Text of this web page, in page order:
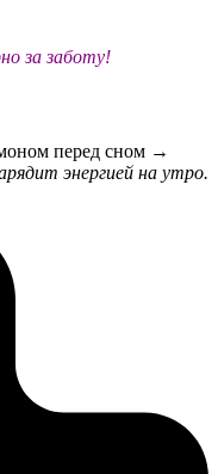
за заботу!
перед сном →
энергией на утро.